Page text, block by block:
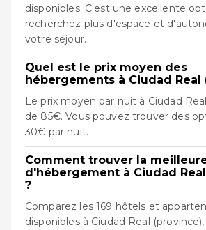
disponibles. C'est une excellente
recherchez plus d'espace et
votre séjour.
Quel est le prix moyen des
hébergements à Ciudad Real
Le prix moyen par nuit à Ciudad
de 85€. Vous pouvez trouver des
30€ par nuit.
Comment trouver la
d'hébergement à Ciudad
?
Comparez les 169 hôtels et
disponibles à Ciudad Real